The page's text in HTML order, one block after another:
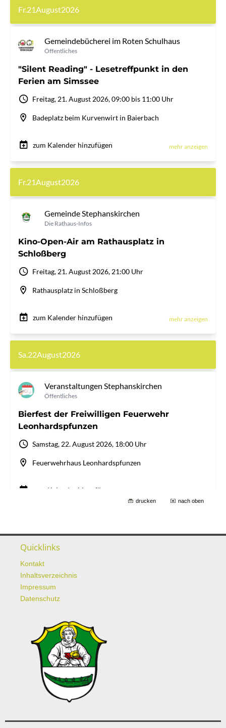
drucken nach oben
Quicklinks
Kontakt
Inhaltsverzeichnis
Impressum
Datenschutz